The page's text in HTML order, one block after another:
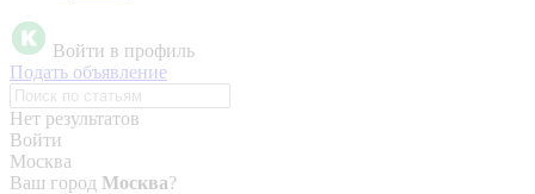
Войти в профиль
Подать объявление
Нет результатов
Войти
Москва
Ваш город Москва?